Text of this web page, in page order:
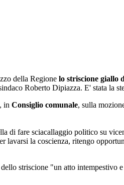
della Regione lo striscione giallo
Roberto Dipiazza. E' stata la
in Consiglio comunale, sulla
di fare sciacallaggio politico su
la coscienza, ritengo
striscione "un atto intempestivo